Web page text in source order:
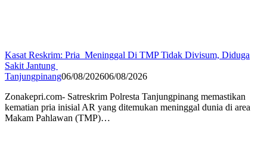
Kasat Reskrim: Pria Meninggal Di TMP Tidak Divisum, Diduga
Sakit Jantung
Tanjungpinang06/08/202606/08/2026
Zonakepri.com- Satreskrim Polresta Tanjungpinang memastikan
kematian pria inisial AR yang ditemukan meninggal dunia di area
Makam Pahlawan (TMP)…